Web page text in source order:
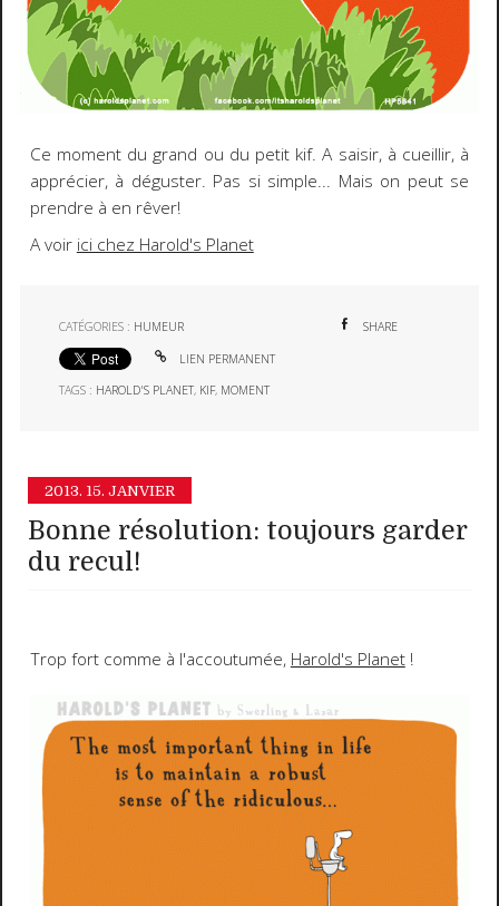
Ce moment du grand ou du petit kif. A saisir, à cueillir, à
apprécier, à déguster. Pas si simple... Mais on peut se
prendre à en rêver!
A voir ici chez Harold's Planet
CATÉGORIES : HUMEUR SHARE
LIEN PERMANENT
TAGS : HAROLD'S PLANET, KIF, MOMENT
2013. 15. JANVIER
Bonne résolution: toujours garder
du recul!
Trop fort comme à l'accoutumée, Harold's Planet!